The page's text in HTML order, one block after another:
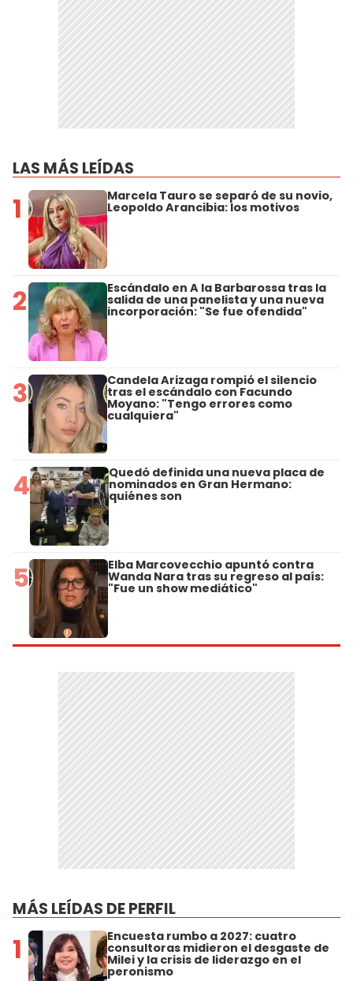
LAS MÁS LEÍDAS
1 Marcela Tauro se separó de su novio,
Leopoldo Arancibia: los motivos
2 Escándalo en A la Barbarossa tras la
salida de una panelista y una nueva
incorporación: "Se fue ofendida"
3 Candela Arizaga rompió el silencio
tras el escándalo con Facundo
Moyano: "Tengo errores como
cualquiera"
4 Quedó definida una nueva placa de
nominados en Gran Hermano:
quiénes son
5 Elba Marcovecchio apuntó contra
Wanda Nara tras su regreso al país:
"Fue un show mediático"
MÁS LEÍDAS DE PERFIL
1 Encuesta rumbo a 2027: cuatro
consultoras midieron el desgaste de
Milei y la crisis de liderazgo en el
peronismo